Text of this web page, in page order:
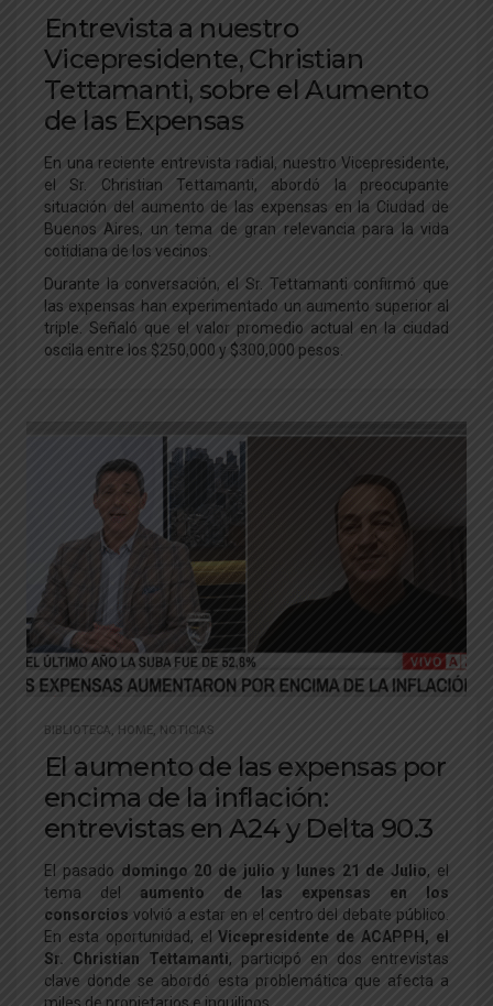
Entrevista a nuestro
Vicepresidente, Christian
Tettamanti, sobre el Aumento
de las Expensas
En una reciente entrevista radial, nuestro Vicepresidente,
el Sr. Christian Tettamanti, abordó la preocupante
situación del aumento de las expensas en la Ciudad de
Buenos Aires, un tema de gran relevancia para la vida
cotidiana de los vecinos.
Durante la conversación, el Sr. Tettamanti confirmó que
las expensas han experimentado un aumento superior al
triple. Señaló que el valor promedio actual en la ciudad
oscila entre los $250,000 y $300,000 pesos.
BIBLIOTECA, HOME, NOTICIAS
El aumento de las expensas por
encima de la inflación:
entrevistas en A24 y Delta 90.3
El pasado domingo 20 de julio y lunes 21 de Julio, el
tema del aumento de las expensas en los
consorcios volvió a estar en el centro del debate público.
En esta oportunidad, elVicepresidente de ACAPPH, el
Sr. Christian Tettamanti, participó en dos entrevistas
clave donde se abordó esta problemática que afecta a